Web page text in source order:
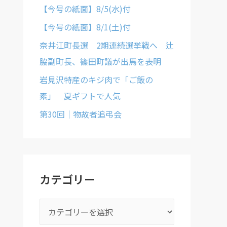
【今号の紙面】8/5(水)付
【今号の紙面】8/1(土)付
奈井江町長選 2期連続選挙戦へ 辻
脇副町長、篠田町議が出馬を表明
岩見沢特産のキジ肉で「ご飯の
素」 夏ギフトで人気
第30回｜物故者追弔会
カテゴリー